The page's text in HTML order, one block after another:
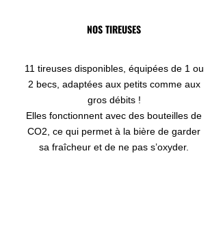
NOS TIREUSES
11 tireuses disponibles, équipées de 1 ou
2 becs, adaptées aux petits comme aux
gros débits !
Elles fonctionnent avec des bouteilles de
CO2, ce qui permet à la bière de garder
sa fraîcheur et de ne pas s’oxyder.